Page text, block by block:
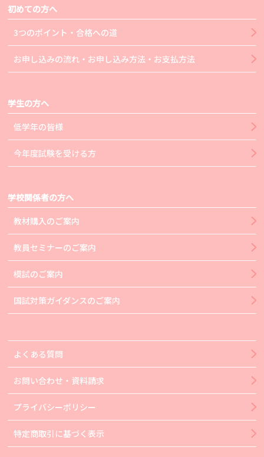
初めての方へ
3つのポイント・合格への道
お申し込みの流れ・お申し込み方法・お支払方法
学生の方へ
低学年の皆様
今年度試験を受ける方
学校関係者の方へ
教材購入のご案内
教員セミナーのご案内
模試のご案内
国試対策ガイダンスのご案内
よくある質問
お問い合わせ・資料請求
プライバシーポリシー
特定商取引に基づく表示